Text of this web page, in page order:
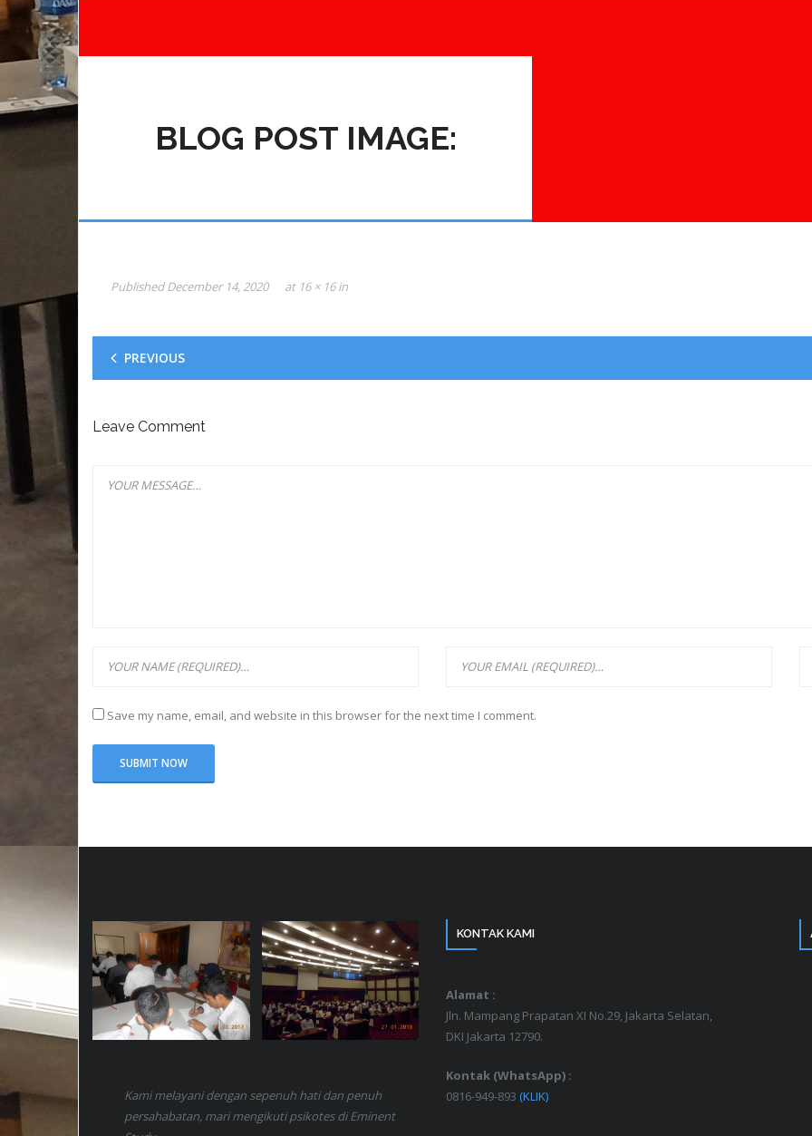
BLOG POST IMAGE:
PublishedDecember 14, 2020 at 16 × 16in
PREVIOUS
Leave Comment
Save my name, email, and website in this browser for the next time I comment.
Kami melayani dengan sepenuh hati dan penuh
persahabatan, mari mengikuti psikotes di Eminent
KONTAK KAMI
Alamat :
Jln. Mampang Prapatan XI No.29, Jakarta Selatan,
DKI Jakarta 12790.
Kontak (WhatsApp) :
0816-949-893 (KLIK)